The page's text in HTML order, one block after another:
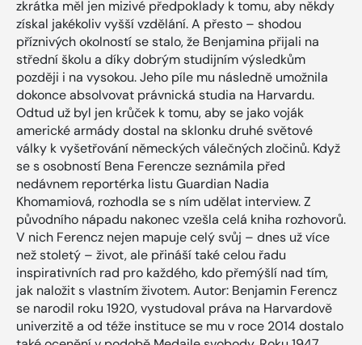
zkrátka měl jen mizivé předpoklady k tomu, aby někdy
získal jakékoliv vyšší vzdělání. A přesto – shodou
příznivých okolností se stalo, že Benjamina přijali na
střední školu a díky dobrým studijním výsledkům
později i na vysokou. Jeho píle mu následně umožnila
dokonce absolvovat právnická studia na Harvardu.
Odtud už byl jen krůček k tomu, aby se jako voják
americké armády dostal na sklonku druhé světové
války k vyšetřování německých válečných zločinů. Když
se s osobností Bena Ferencze seznámila před
nedávnem reportérka listu Guardian Nadia
Khomamiová, rozhodla se s ním udělat interview. Z
původního nápadu nakonec vzešla celá kniha rozhovorů.
V nich Ferencz nejen mapuje celý svůj – dnes už více
než stoletý – život, ale přináší také celou řadu
inspirativních rad pro každého, kdo přemýšlí nad tím,
jak naložit s vlastním životem. Autor: Benjamin Ferencz
se narodil roku 1920, vystudoval práva na Harvardově
univerzitě a od téže instituce se mu v roce 2014 dostalo